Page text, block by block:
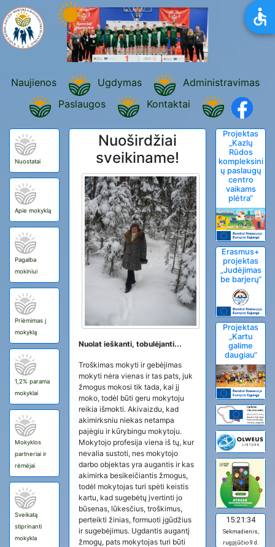
Naujienos Ugdymas
Administravimas
Paslaugos
Kontaktai
Nuostatai
Apie mokyklą
Pagalba
mokiniui
Priėmimas į
mokyklą
1,2% parama
mokyklai
Mokyklos
partneriai ir
rėmėjai
Sveikatą
stiprinanti
mokykla
Nuoširdžiai
sveikiname!
Nuolat ieškanti, tobulėjanti...
Troškimas mokyti ir gebėjimas
mokyti nėra vienas ir tas pats, juk
žmogus mokosi tik tada, kai jį
moko, todėl būti geru mokytoju
reikia išmokti. Akivaizdu, kad
akimirksniu niekas netampa
pajėgiu ir kūrybingu mokytoju.
Mokytojo profesija viena iš tų, kur
nevalia sustoti, nes mokytojo
darbo objektas yra augantis ir kas
akimirka besikeičiantis žmogus,
todėl mokytojas turi spėti keistis
kartu, kad sugebėtų įvertinti jo
būsenas, lūkesčius, troškimus,
perteikti žinias, formuoti įgūdžius
ir sugebėjimus. Ugdantis augantį
žmogų, pats mokytojas turi būti
Projektas
„Kazlų
Rūdos
kompleksini
ų paslaugų
centro
vaikams
plėtra“
Erasmus+
projektas
„Judėjimas
be barjerų“
Projektas
„Kartu
galime
daugiau“
15:21:34
Sekmadienis,
rugpjūčio 9 d.